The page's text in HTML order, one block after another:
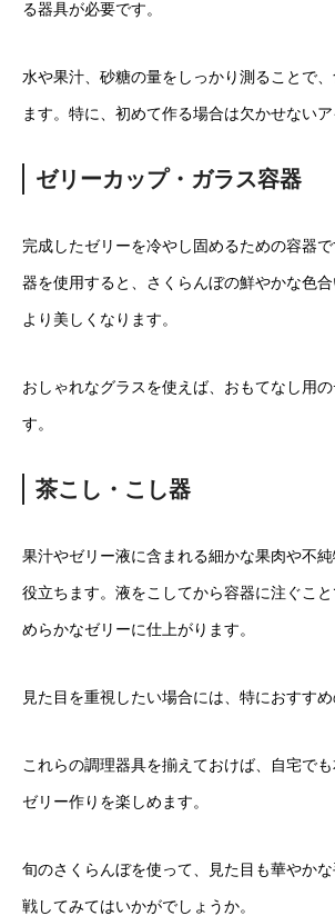
る器具が必要です。
水や果汁、砂糖の量をしっかり測ることで
ます。特に、初めて作る場合は欠かせないア
ゼリーカップ・ガラス容器
完成したゼリーを冷やし固めるための容器
器を使用すると、さくらんぼの鮮やかな色
より美しくなります。
おしゃれなグラスを使えば、おもてなし用
す。
茶こし・こし器
果汁やゼリー液に含まれる細かな果肉や不
役立ちます。液をこしてから容器に注ぐこ
めらかなゼリーに仕上がります。
見た目を重視したい場合には、特におすすめ
これらの調理器具を揃えておけば、自宅で
ゼリー作りを楽しめます。
旬のさくらんぼを使って、見た目も華やか
戦してみてはいかがでしょうか。